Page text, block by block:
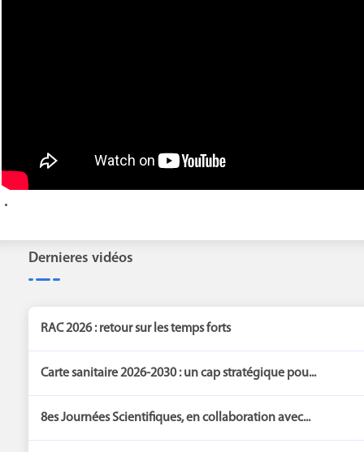
Dernieres vidéos
RAC 2026 : retour sur les temps forts
Carte sanitaire 2026-2030 : un cap stratégique pou...
8es Journées Scientifiques, en collaboration avec...